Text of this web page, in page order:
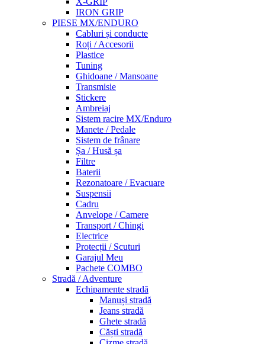
IRON GRIP
PIESE MX/ENDURO
Cabluri și conducte
Roți / Accesorii
Plastice
Tuning
Ghidoane / Mansoane
Transmisie
Stickere
Ambreiaj
Sistem racire MX/Enduro
Manete / Pedale
Sistem de frânare
Șa / Husă șa
Filtre
Baterii
Rezonatoare / Evacuare
Suspensii
Cadru
Anvelope / Camere
Transport / Chingi
Electrice
Protecții / Scuturi
Garajul Meu
Pachete COMBO
Stradă / Adventure
Echipamente stradă
Manuși stradă
Jeans stradă
Ghete stradă
Căști stradă